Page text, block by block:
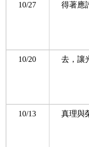
10/27 得著應
10/20 去，讓
10/13 真理與